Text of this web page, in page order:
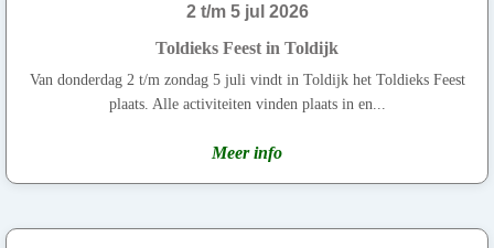
2 t/m 5 jul 2026
Toldieks Feest in Toldijk
Van donderdag 2 t/m zondag 5 juli vindt in Toldijk het Toldieks Feest
plaats. Alle activiteiten vinden plaats in en...
Meer info